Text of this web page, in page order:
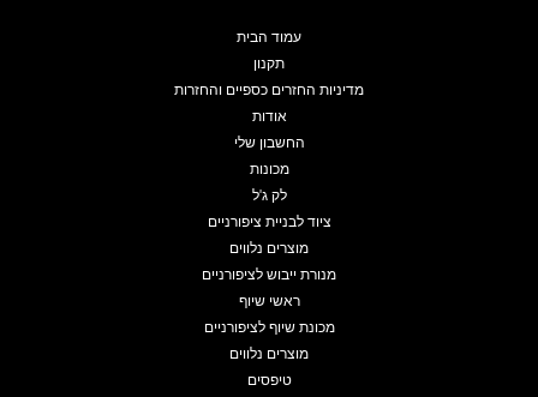
עמוד הבית
תקנון
מדיניות החזרים כספיים והחזרות
אודות
החשבון שלי
מכונות
לק ג'ל
ציוד לבניית ציפורניים
מוצרים נלווים
מנורת ייבוש לציפורניים
ראשי שיוף
מכונת שיוף לציפורניים
מוצרים נלווים
טיפסים